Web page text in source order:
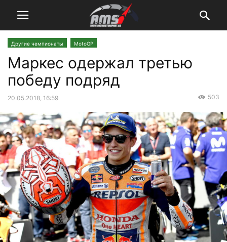
Другие чемпионаты MotoGP
Маркес одержал третью
победу подряд
20.05.2018, 16:59 503